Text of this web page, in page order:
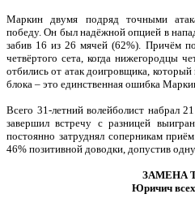
Маркин двумя подряд точными
победу. Он был надёжной опцией в
забив 16 из 26 мячей (62%). Причём
четвёртого сета, когда нижегородцы
отбились от атак доигровщика,
блока – это единственная ошибка
Всего 31-летний волейболист набрал
завершил встречу с разницей
постоянно затруднял соперникам
46% позитивной доводки, допустив
ЗАМЕНА
Юричич